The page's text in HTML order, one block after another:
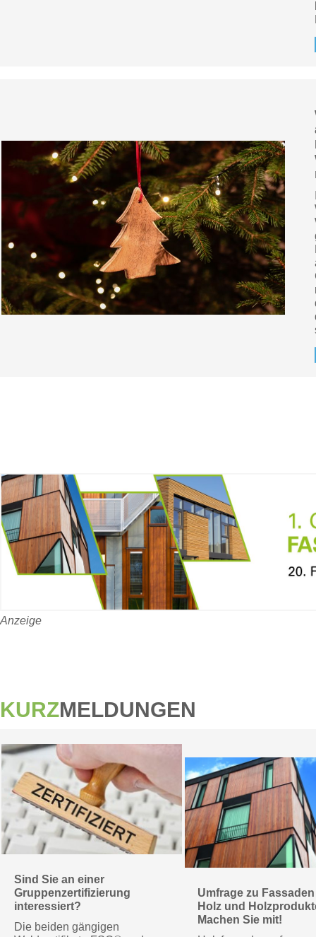
Anzeige
KURZMELDUNGEN
Sind Sie an einer
Gruppenzertifizierung
interessiert?
Die beiden gängigen
Umfrage zu
Holz und
Machen Sie mit!